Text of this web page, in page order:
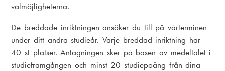
valmöjligheterna.
De breddade inriktningen ansöker du till på vårterminen
under ditt andra studieår. Varje breddad inriktning har
40 st platser. Antagningen sker på basen av medeltalet i
studieframgången och minst 20 studiepoäng från dina